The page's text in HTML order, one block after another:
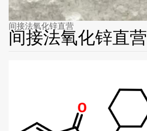
间接法氧化锌直营
间接法氧化锌直营